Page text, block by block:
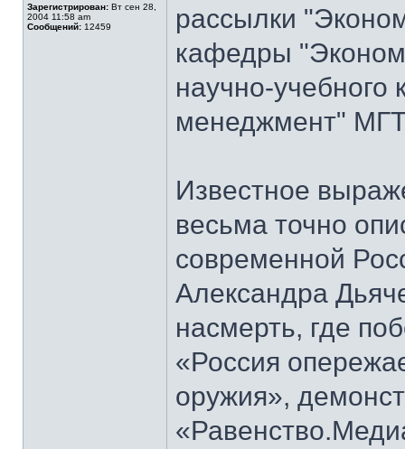
Зарегистрирован: Вт сен 28,
2004 11:58 am
Сообщений: 12459
рассылки
кафедры
научно-
менеджмент"
Известное
весьма точно
современной
Александра
насмерть, где
«Россия
оружия»,